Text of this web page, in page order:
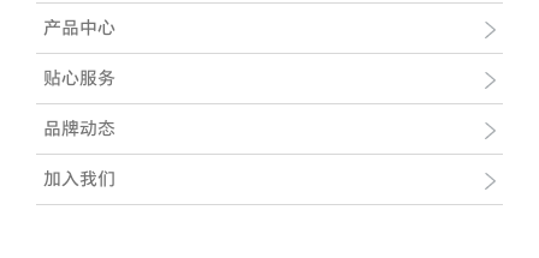
产品中心
贴心服务
品牌动态
加入我们